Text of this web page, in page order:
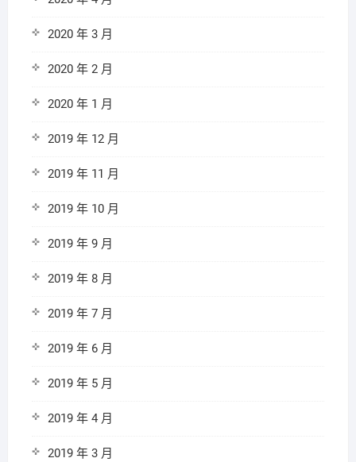
2020 年 3 月
2020 年 2 月
2020 年 1 月
2019 年 12 月
2019 年 11 月
2019 年 10 月
2019 年 9 月
2019 年 8 月
2019 年 7 月
2019 年 6 月
2019 年 5 月
2019 年 4 月
2019 年 3 月